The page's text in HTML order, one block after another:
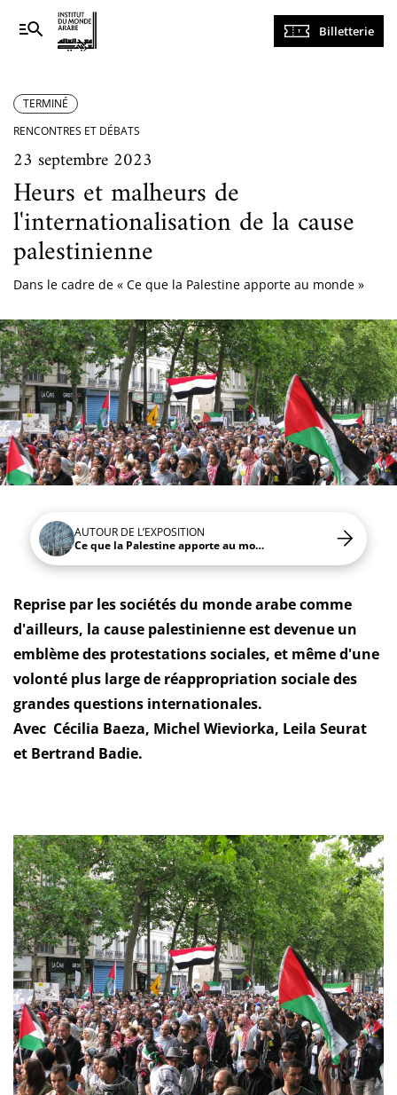
Navigation
principale
Billetterie
TERMINÉ
RENCONTRES ET DÉBATS
23 septembre 2023
Heurs et malheurs de
l'internationalisation de la cause
palestinienne
Dans le cadre de « Ce que la Palestine apporte au monde »
AUTOUR DE L’EXPOSITION
Ce que la Palestine apporte au monde
Reprise par les sociétés du monde arabe comme
d'ailleurs, la cause palestinienne est devenue un
emblème des protestations sociales, et même d'une
volonté plus large de réappropriation sociale des
grandes questions internationales.
Avec Cécilia Baeza, Michel Wieviorka, Leila Seurat
et Bertrand Badie.